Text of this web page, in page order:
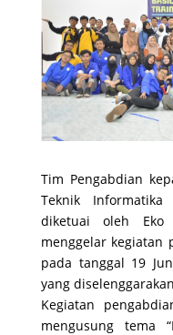
Tim Pengabdian
Teknik
diketuai oleh Eko
menggelar kegiatan
pada tanggal 19
yang
Kegiatan
mengusung tema